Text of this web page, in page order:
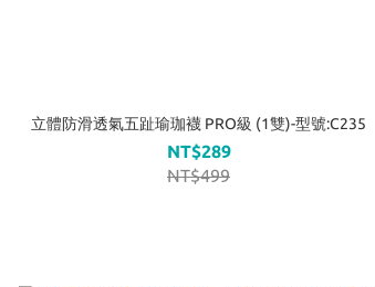
立體防滑透氣五趾瑜珈襪 PRO級 (1雙)-型號:C235
NT$289
NT$499